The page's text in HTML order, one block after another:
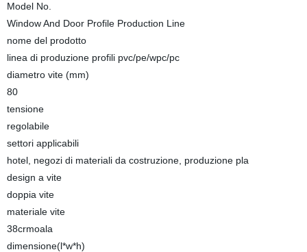
Model No.
Window And Door Profile Production Line
nome del prodotto
linea di produzione profili pvc/pe/wpc/pc
diametro vite (mm)
80
tensione
regolabile
settori applicabili
hotel, negozi di materiali da costruzione, produzione pla
design a vite
doppia vite
materiale vite
38crmoala
dimensione(l*w*h)